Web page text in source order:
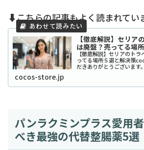
⬇️こちらの記事もよく読まれてい
【徹底解説】セリア
は廃盤？売ってる場
【徹底解説】セリアのト
ってる場所５選と解決策
だきありがとうございます
ィ！？」とSNSで爆発的
ベラーズノート風リフィ
cocos-store.jp
パンラクミンプラス愛用
べき最強の代替整腸薬5選